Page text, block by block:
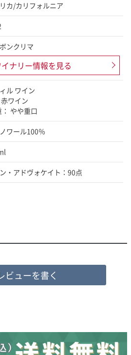
カ/カリフォルニア
ンクリマ
イナリー情報を見る
ル ワイン
ワイン
やや重口
ワール100％
・アドヴォケイト：90点
ビューを書く